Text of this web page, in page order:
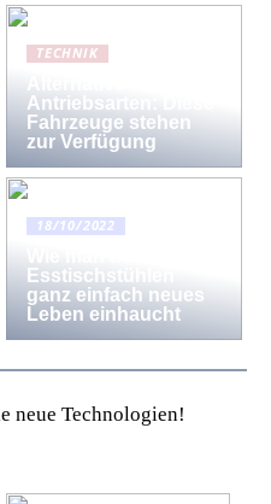
TECHNIK
Antriebsarten: Diese
Fahrzeuge stehen
zur Verfügung
18/10/2022
Esstischstühlen
ganz einfach neues
Leben einhaucht
neue Technologien!